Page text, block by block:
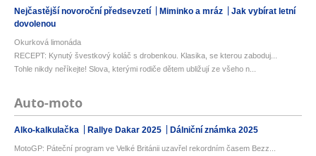
Nejčastější novoroční předsevzetí Miminko a mráz
Jak vybírat letní
dovolenou
Okurková limonáda
RECEPT: Kynutý švestkový koláč s drobenkou. Klasika, se kterou zaboduj...
Tohle nikdy neříkejte! Slova, kterými rodiče dětem ubližují ze všeho n...
Auto-moto
Alko-kalkulačka Rallye Dakar 2025 Dálniční známka 2025
MotoGP: Páteční program ve Velké Británii uzavřel rekordním časem Bezz...